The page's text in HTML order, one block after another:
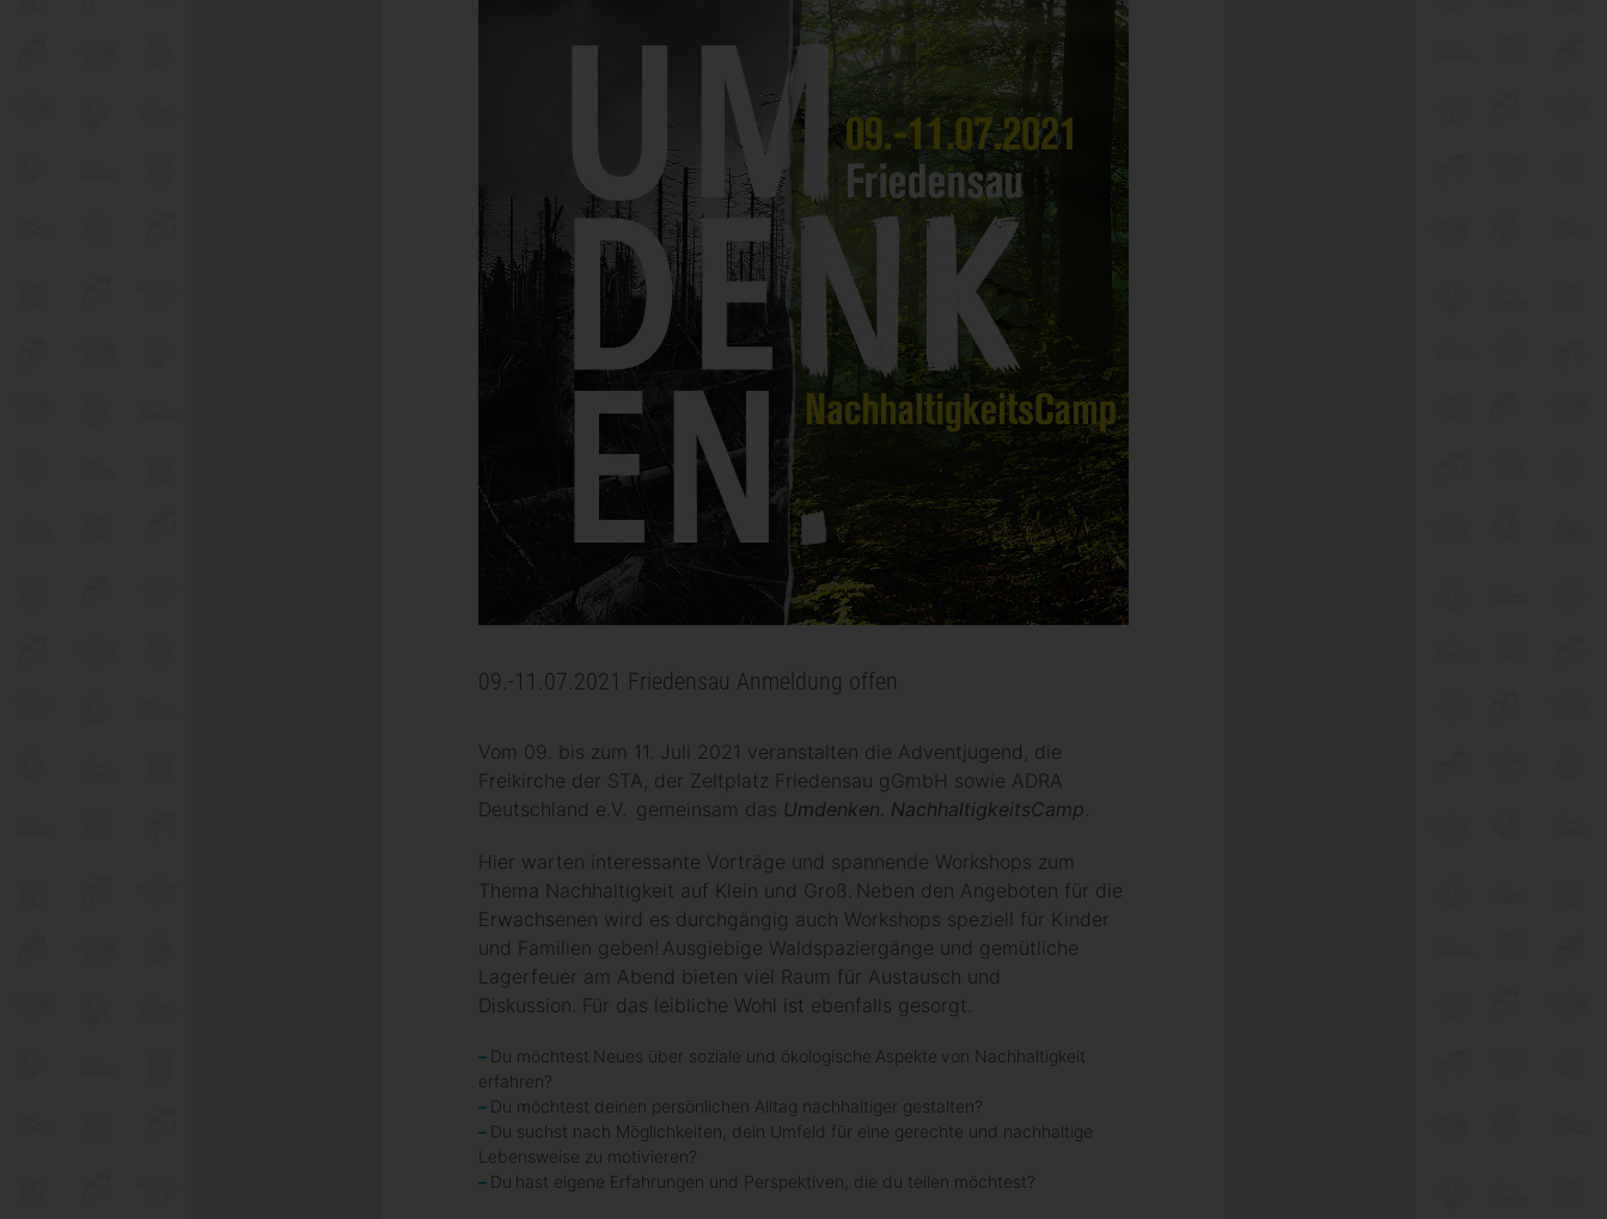
09.-11.07.2021 Friedensau Anmeldung offen
Vom 09. bis zum 11. Juli 2021 veranstalten die Adventjugend, die
Freikirche der STA, der Zeltplatz Friedensau gGmbH sowie ADRA
Deutschland e.V. gemeinsam das Umdenken. NachhaltigkeitsCamp.
Hier warten interessante Vorträge und spannende Workshops zum
Thema Nachhaltigkeit auf Klein und Groß. Neben den Angeboten für die
Erwachsenen wird es durchgängig auch Workshops speziell für Kinder
und Familien geben! Ausgiebige Waldspaziergänge und gemütliche
Lagerfeuer am Abend bieten viel Raum für Austausch und
Diskussion. Für das leibliche Wohl ist ebenfalls gesorgt.
Du möchtest Neues über soziale und ökologische Aspekte von Nachhaltigkeit
erfahren?
Du möchtest deinen persönlichen Alltag nachhaltiger gestalten?
Du suchst nach Möglichkeiten, dein Umfeld für eine gerechte und nachhaltige
Lebensweise zu motivieren?
Du hast eigene Erfahrungen und Perspektiven, die du teilen möchtest?